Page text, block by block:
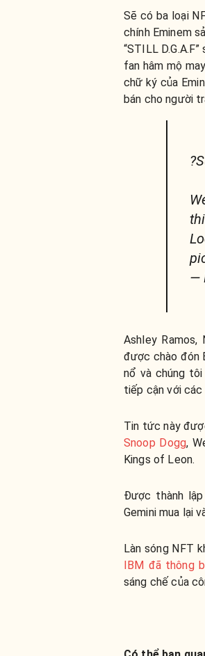
Sẽ có ba loại
chính Eminem
“STILL
fan hâm mộ
chữ ký của
bán cho người
—
Ashley
được chào đón
nổ và chúng
tiếp cận với
Tin tức này
Snoop Dogg,
Kings of Leon.
Được thành
Gemini mua lại
Làn sóng NFT
IBM đã thông
sáng chế của